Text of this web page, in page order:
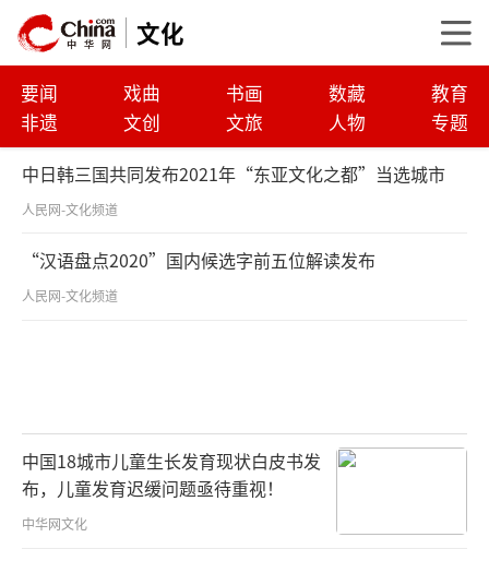
文化
要闻 戏曲 书画 数藏
教育
非遗
文创 文旅 人物
专题
中日韩三国共同发布2021年“东亚文化之都”当选城市
人民网-文化频道
“汉语盘点2020”国内候选字前五位解读发布
人民网-文化频道
中国18城市儿童生长发育现状白皮书发
布，儿童发育迟缓问题亟待重视！
中华网文化